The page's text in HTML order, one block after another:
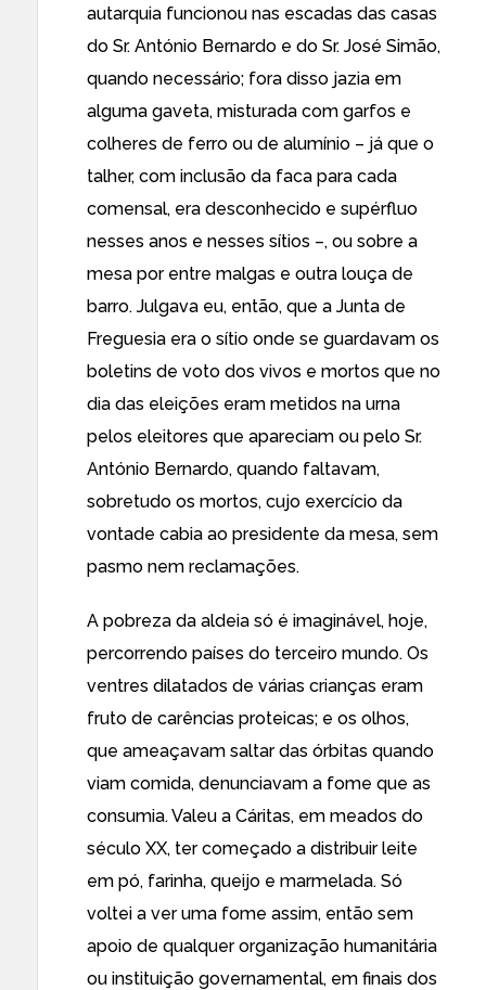
autarquia funcionou nas escadas das casas
do Sr. António Bernardo e do Sr. José Simão,
quando necessário; fora disso jazia em
alguma gaveta, misturada com garfos e
colheres de ferro ou de alumínio – já que o
talher, com inclusão da faca para cada
comensal, era desconhecido e supérfluo
nesses anos e nesses sítios –, ou sobre a
mesa por entre malgas e outra louça de
barro. Julgava eu, então, que a Junta de
Freguesia era o sítio onde se guardavam os
boletins de voto dos vivos e mortos que no
dia das eleições eram metidos na urna
pelos eleitores que apareciam ou pelo Sr.
António Bernardo, quando faltavam,
sobretudo os mortos, cujo exercício da
vontade cabia ao presidente da mesa, sem
pasmo nem reclamações.
A pobreza da aldeia só é imaginável, hoje,
percorrendo países do terceiro mundo. Os
ventres dilatados de várias crianças eram
fruto de carências proteicas; e os olhos,
que ameaçavam saltar das órbitas quando
viam comida, denunciavam a fome que as
consumia. Valeu a Cáritas, em meados do
século XX, ter começado a distribuir leite
em pó, farinha, queijo e marmelada. Só
voltei a ver uma fome assim, então sem
apoio de qualquer organização humanitária
ou instituição governamental, em finais dos